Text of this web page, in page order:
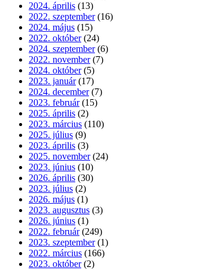
2024. április (13)
2022. szeptember (16)
2024. május (15)
2022. október (24)
2024. szeptember (6)
2022. november (7)
2024. október (5)
2023. január (17)
2024. december (7)
2023. február (15)
2025. április (2)
2023. március (110)
2025. július (9)
2023. április (3)
2025. november (24)
2023. június (10)
2026. április (30)
2023. július (2)
2026. május (1)
2023. augusztus (3)
2026. június (1)
2022. február (249)
2023. szeptember (1)
2022. március (166)
2023. október (2)